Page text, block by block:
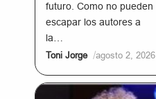
futuro. Como no pueden
escapar los autores a
la…
Toni Jorge /agosto 2, 2026